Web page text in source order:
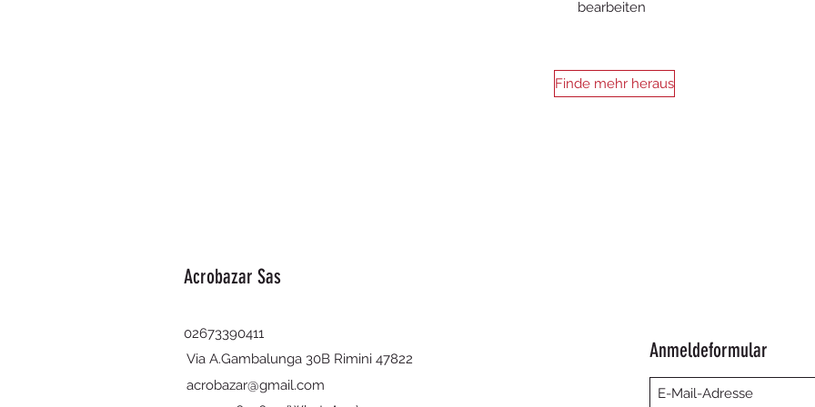
bearbeiten
Finde mehr heraus
Acrobazar Sas
02673390411
Via A.Gambalunga 30B Rimini 47822
acrobazar@gmail.com
Anmeldeformular